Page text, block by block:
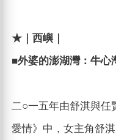
★｜西嶼｜
■外婆的澎湖灣：牛心
二○一五年由舒淇與任
愛情》中，女主角舒